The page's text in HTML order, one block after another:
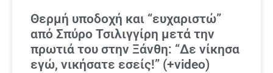
Θερμή υποδοχή και “ευχαριστώ”
από Σπύρο Τσιλιγγίρη μετά την
πρωτιά του στην Ξάνθη: “Δε νίκησα
εγώ, νικήσατε εσείς!” (+video)